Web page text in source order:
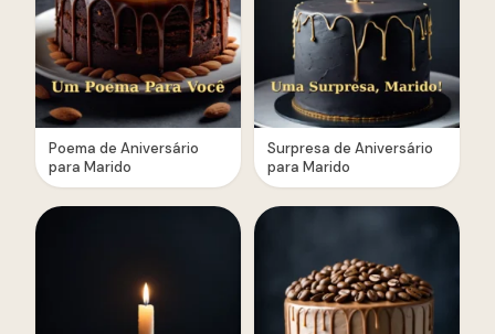
Poema de Aniversário
para Marido
Surpresa de Aniversário
para Marido